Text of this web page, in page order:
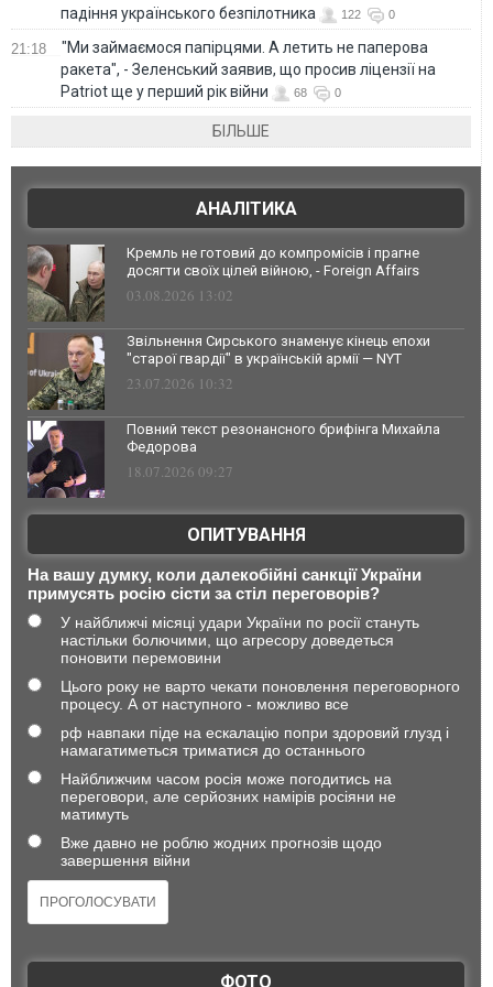
падіння українського безпілотника
122 0
21:18
"Ми займаємося папірцями. А летить не паперова
ракета", - Зеленський заявив, що просив ліцензії на
Patriot ще у перший рік війни
68 0
БІЛЬШЕ
АНАЛІТИКА
Кремль не готовий до компромісів і прагне
досягти своїх цілей війною, - Foreign Affairs
03.08.2026 13:02
Звільнення Сирського знаменує кінець епохи
"старої гвардії" в українській армії — NYT
23.07.2026 10:32
Повний текст резонансного брифінга Михайла
Федорова
18.07.2026 09:27
ОПИТУВАННЯ
На вашу думку, коли далекобійні санкції України
примусять росію сісти за стіл переговорів?
У найближчі місяці удари України по росії стануть
настільки болючими, що агресору доведеться
поновити перемовини
Цього року не варто чекати поновлення переговорного
процесу. А от наступного - можливо все
рф навпаки піде на ескалацію попри здоровий глузд і
намагатиметься триматися до останнього
Найближчим часом росія може погодитись на
переговори, але серйозних намірів росіяни не
матимуть
Вже давно не роблю жодних прогнозів щодо
завершення війни
ФОТО